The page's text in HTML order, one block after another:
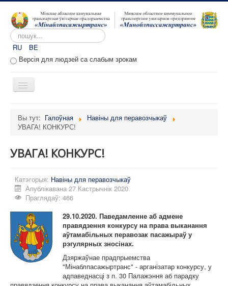
Пошук...
RU
BE
Версія для людзей са слабым зрокам
Toggle
Аб прадпрыемстве
Адміністратыўныя працэдуры
Расклад руху
Партал перавозчыкаў
Карта сайта
Вы тут: Галоўная
Навіны для перавозчыкаў
УВАГА! КОНКУРС!
УВАГА! КОНКУРС!
Катэгорыя: Навіны для перавозчыкаў
Апублікавана 27 Кастрычнік 2020
Праглядаў: 466
29.10.2020. Паведамленне аб адмене
правядзення конкурсу на права выканання
аўтамабільных перавозак пасажыраў у
рэгулярных зносінах.
Дзяржаўнае прадпрыемства
"Мінаблпасажыртранс" - арганізатар конкурсу, у
адпаведнасці з п. 30 Палажэння аб парадку